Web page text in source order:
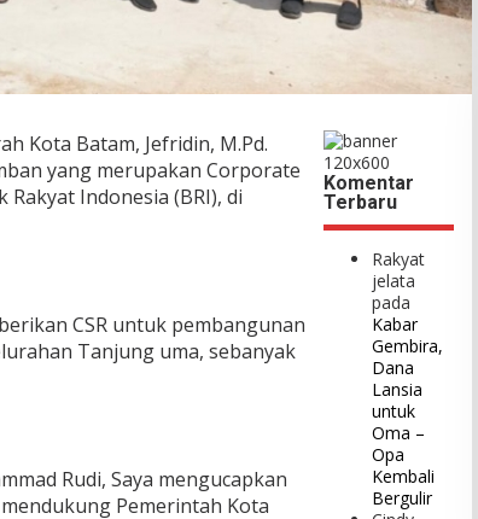
Kota Batam, Jefridin, M.Pd.
yang merupakan Corporate
Rakyat Indonesia (BRI), di
CSR untuk pembangunan
Tanjung uma, sebanyak
Rudi, Saya mengucapkan
Pemerintah Kota
Komentar
Terbaru
Rakyat
jelata
pada
Kabar
Gembira,
Dana
Lansia
untuk
Oma –
Opa
Kembali
Bergulir